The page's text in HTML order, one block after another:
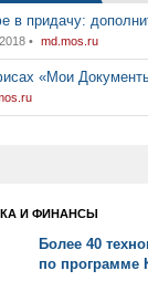
в придачу:
• md.mos.ru
«Мои
И ФИНАНСЫ
Более 40
по программе